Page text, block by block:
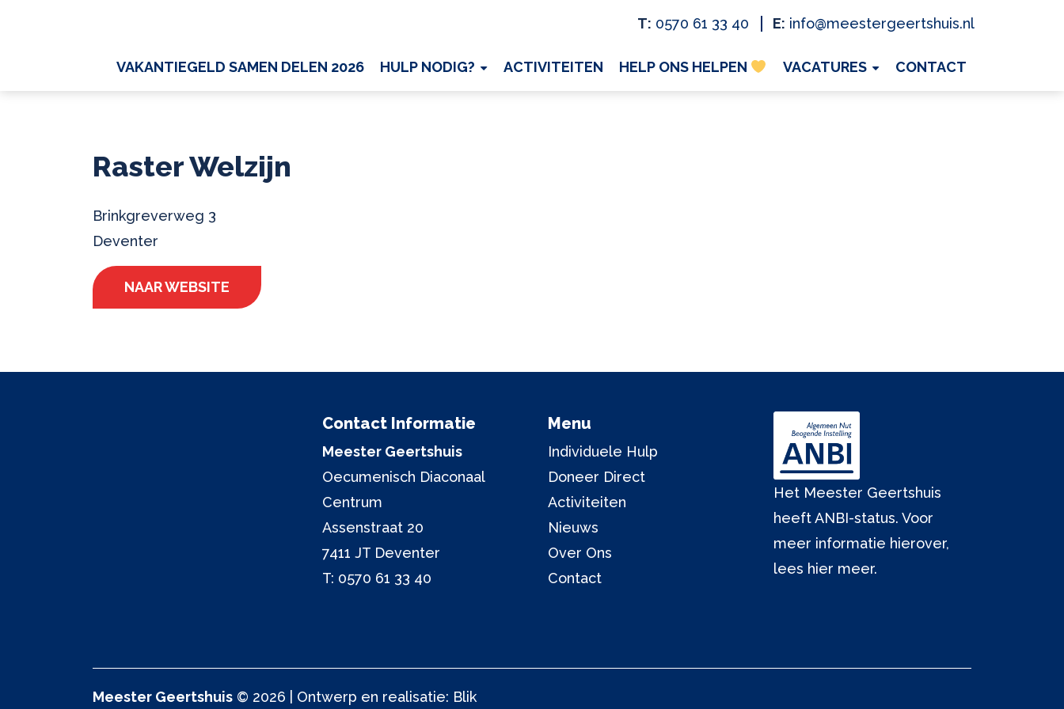
T: 0570 61 33 40 E: info@meestergeertshuis.nl
VAKANTIEGELD SAMEN DELEN 2026 HULP NODIG? ACTIVITEITEN HELP ONS HELPEN VACATURES CONTACT
Raster Welzijn
Brinkgreverweg 3
Deventer
NAAR WEBSITE
Contact Informatie
Meester Geertshuis
Oecumenisch Diaconaal
Centrum
Assenstraat 20
7411 JT Deventer
T: 0570 61 33 40
Menu
Individuele Hulp
Doneer Direct
Activiteiten
Nieuws
Over Ons
Contact
Het Meester Geertshuis
heeft ANBI-status. Voor
meer informatie hierover,
lees hier meer.
Meester Geertshuis © 2026 | Ontwerp en realisatie: Blik